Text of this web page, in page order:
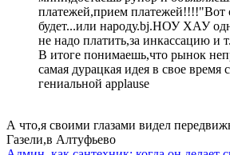
платежей,прием платежей!!!!"Вот
будет...или народу.bj.НОУ ХАУ
не надо платить,за инкассацию и
В итоге понимаешь,что рынок
самая дурацкая идея в свое время
гениальной applause
А что,я своими глазами видел
Газели,в Алтуфьево